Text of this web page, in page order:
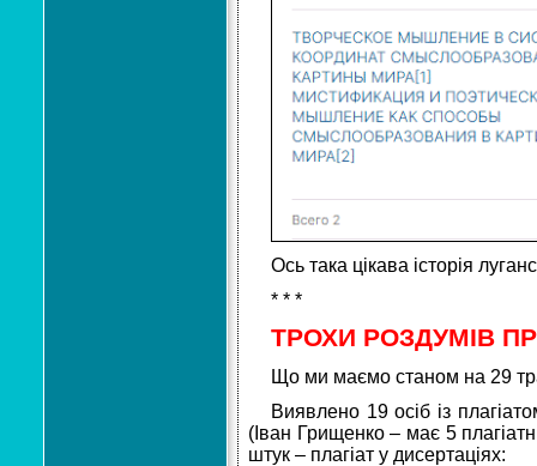
Ось така цікава історія
* * *
ТРОХИ РОЗДУМІВ
Що ми маємо станом на 29
Виявлено 19 осіб із
(Іван Грищенко – має 5
штук – плагіат у дисертаціях: